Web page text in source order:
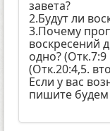
завета?
2.Будут ли
3.Почему
воскресений
одно?
(Отк.20:4,5.
Если у вас
пишите